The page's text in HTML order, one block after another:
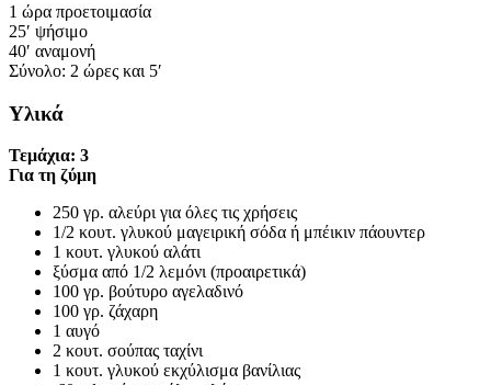
1 ώρα προετοιμασία
25′ ψήσιμο
40′ αναμονή
Σύνολο: 2 ώρες και 5′
Υλικά
Τεμάχια: 3
Για τη ζύμη
250 γρ. αλεύρι για όλες τις χρήσεις
1/2 κουτ. γλυκού μαγειρική σόδα ή μπέικιν πάουντερ
1 κουτ. γλυκού αλάτι
ξύσμα από 1/2 λεμόνι (προαιρετικά)
100 γρ. βούτυρο αγελαδινό
100 γρ. ζάχαρη
1 αυγό
2 κουτ. σούπας ταχίνι
1 κουτ. γλυκού εκχύλισμα βανίλιας